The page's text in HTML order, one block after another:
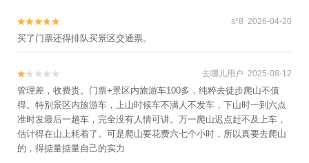

 s*8 2026-04-20
买了门票还得排队买景区交通票。

 去哪儿用户 2025-08-12
管理差，收费贵。门票+景区内旅游车100多，纯粹去徒步爬山不值
得。特别景区内旅游车，上山时候车不满人不发车，下山时一到六点
准时发最后一趟车，完全没有人情可讲。万一爬山迟点赶不及上车，
估计得在山上耗着了。可是爬山要花费六七个小时，所以真要去爬山
的，得掂量掂量自己的实力